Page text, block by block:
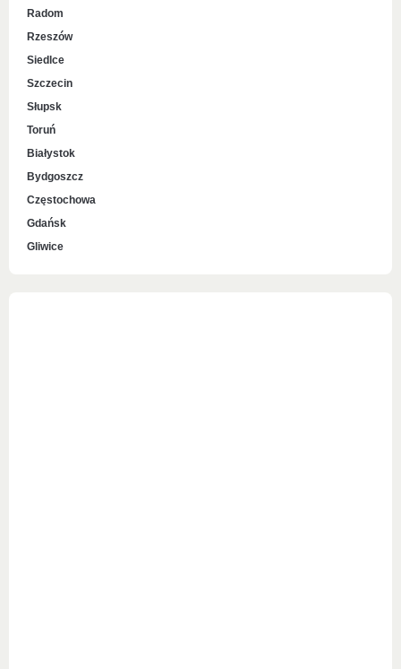
Radom
Rzeszów
Siedlce
Szczecin
Słupsk
Toruń
Białystok
Bydgoszcz
Częstochowa
Gdańsk
Gliwice